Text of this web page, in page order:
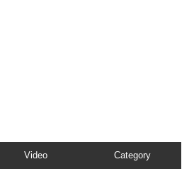
Video Category